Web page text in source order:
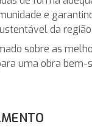
e
da região.
sobre as
uma obra bem-